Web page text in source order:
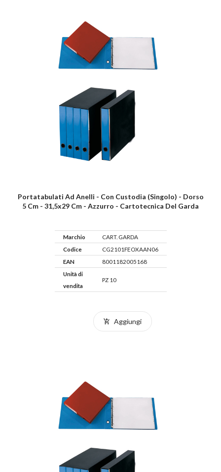
Portatabulati Ad Anelli - Con Custodia (singolo) - Dorso
5 Cm - 31,5x29 Cm - Azzurro - Cartotecnica Del Garda
Marchio
CART. GARDA
Codice
CG2101FEOXAAN06
EAN
8001182005168
Unità di
vendita
PZ 10
Aggiungi